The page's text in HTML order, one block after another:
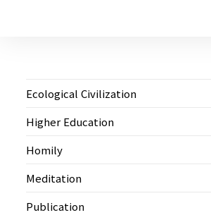
Ecological Civilization
Higher Education
Homily
Meditation
Publication